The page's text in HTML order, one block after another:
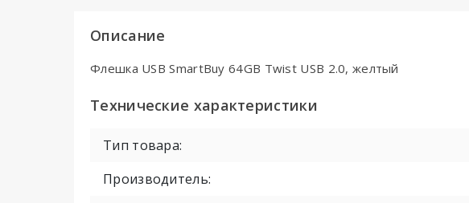
Описание
Флешка USB SmartBuy 64GB Twist USB 2.0, желтый
Технические характеристики
Тип товара:
Производитель: